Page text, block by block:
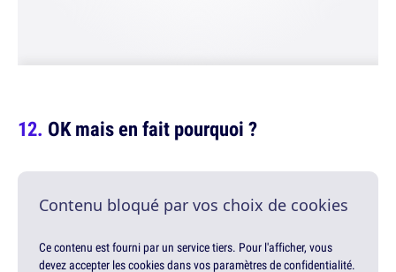
OK mais en fait pourquoi ?
Contenu bloqué par vos choix de cookies
Ce contenu est fourni par un service tiers. Pour l'afficher, vous
devez accepter les cookies dans vos paramètres de confidentialité.